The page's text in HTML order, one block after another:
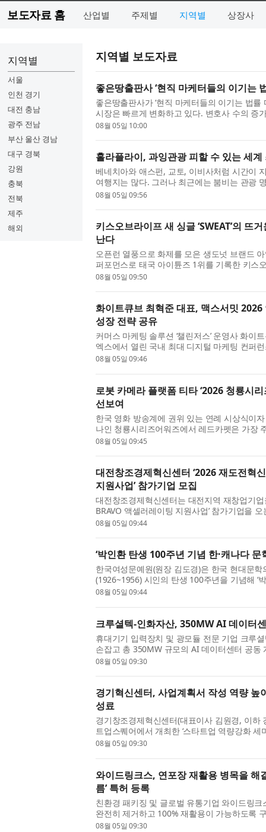
보도자료 홈 산업별 주제별 지역별 상장사
지역별
서울
인천 경기
대전 충남
광주 전남
부산 울산 경남
대구 경북
강원
충북
전북
제주
해외
지역별 보도자료
좋은땅출판사 ‘현직 마케터들의 이기는
좋은땅출판사가 ‘현직 마케터들의 이기는 법률
시장은 빠르게 변화하고 있다. 변호사 수의 증
검색 환경의 확산은 로펌과 변호사에게도 새로
08월 05일 10:00
홀라플라이, 과잉관광 피할 수 있는 세계
베네치아와 애스펀, 교토, 이비사처럼 시간이
여행지는 많다. 그러나 최근에는 붐비는 관광
게 증가하고 있다. 점점 더 많은 여행객이 인파
08월 05일 09:56
키스오브라이프 새 싱글 ‘SWEAT’의 뜨
난다
오픈런 열풍으로 화제를 모은 생도넛 브랜드
퍼포먼스로 태국 아이튠즈 1위를 기록한 키스
앨범 ‘SWEAT’이 가진 뜨거운 여름의 무드와 만
08월 05일 09:50
화이트큐브 최혁준 대표, 맥스서밋
성장 전략 공유
커머스 마케팅 솔루션 ‘챌린저스’ 운영사 화이
엑스에서 열린 국내 최대 디지털 마케팅 컨퍼
서 연사로 나서, 커머스 환경에서 브랜드의 실
08월 05일 09:46
로봇 카메라 플랫폼 티타 ‘2026 청룡시
선보여
한국 영화 방송계에 권위 있는 연례 시상식이
나인 청룡시리즈어워즈에서 레드카펫은 가장
린 2026년 청룡시리즈어워즈 행사에서는 로보
08월 05일 09:45
대전창조경제혁신센터 ‘2026 재도전혁
지원사업’ 참가기업 모집
대전창조경제혁신센터는 대전지역 재창업기
BRAVO 액셀러레이팅 지원사업’ 참가기업을
이번 사업은 대전지역 재창업기업을 발굴해 정
08월 05일 09:44
‘박인환 탄생 100주년 기념 한·캐나다 문
한국여성문예원(원장 김도경)은 한국 현대문
(1926~1956) 시인의 탄생 100주년을 기념해 ‘
문학 교류 사업’을 8월부터 11월까지 본격 추
08월 05일 09:44
크루셜텍-인화자산, 350MW AI 데이터
휴대기기 입력장치 및 광모듈 전문 기업 크루
손잡고 총 350MW 규모의 AI 데이터센터 공동
30일 본사 회의실에서 인화자산과 ‘350MW AI
08월 05일 09:30
경기혁신센터, 사업계획서 작성 역량 높
성료
경기창조경제혁신센터(대표이사 김원경, 이하
트업스퀘어에서 개최한 ‘스타트업 역량강화
다. 이번 세미나는 예비·초기 창업자의 사업계
08월 05일 09:30
와이드링크스, 연포장 재활용 병목을 해
름’ 특허 등록
친환경 패키징 및 글로벌 유통기업 와이드링
완전히 제거하고 100% 재활용이 가능하도록
필름, 이의 제조방법 및 상기 필름을 포함하는
08월 05일 09:30